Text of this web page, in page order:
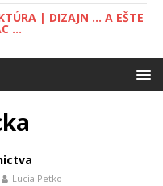
| DIZAJN ... A EŠTE
...
Lucia Petko